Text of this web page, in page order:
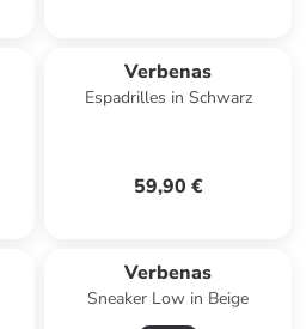
Verbenas
Espadrilles in Schwarz
59,90 €
Verbenas
Sneaker Low in Beige